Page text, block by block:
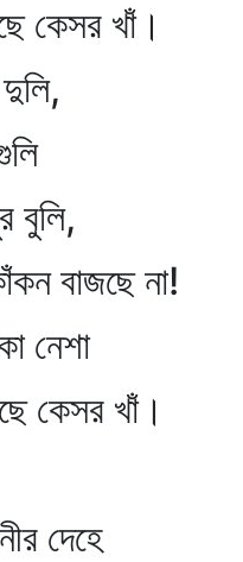
খাঁ।
বুলি,
বাজছে না!
নেশা
খাঁ।
দেহে